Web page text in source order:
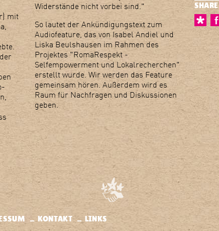
mit
Widerstände nicht vorbei sind."
So lautet der Ankündigungstext zum
Audiofeature, das von Isabel Andiel und
Liska Beulshausen im Rahmen des
Projektes "RomaRespekt -
Selfempowerment und Lokalrecherchen"
erstellt wurde. Wir werden das Feature
gemeinsam hören. Außerdem wird es
Raum für Nachfragen und Diskussionen
geben.
KONTAKT LINKS